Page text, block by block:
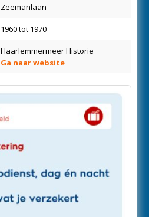
Zeemanlaan
1960 tot 1970
Haarlemmermeer Historie
Ga naar website